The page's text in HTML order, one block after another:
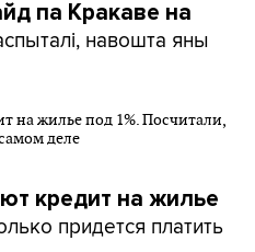
па Кракаве на
навошта яны
кредит на жилье
придется платить